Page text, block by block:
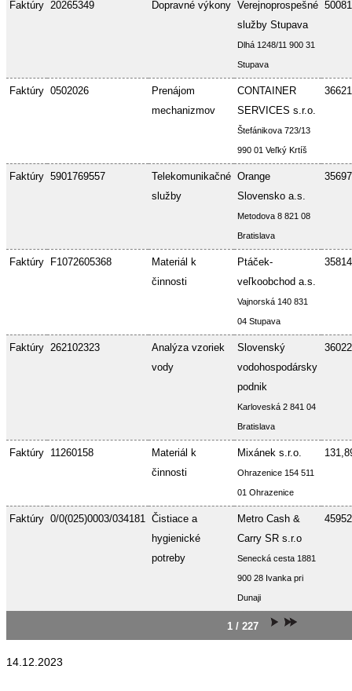
Faktúry 20265349 Dopravné výkony Verejnoprospešné
služby Stupava
Dlhá 1248/11 900 31
Stupava
Faktúry 0502026
Prenájom
mechanizmov
CONTAINER
SERVICES s.r.o.
Štefánikova 723/13
990 01 Veľký Krtíš
Faktúry 5901769557
Telekomunikačné
služby
Orange
Slovensko a.s.
Metodova 8 821 08
Bratislava
Faktúry F1072605368
Materiál k
činnosti
Ptáček-
veľkoobchod a.s.
Vajnorská 140 831
04 Stupava
Faktúry 262102323
Analýza vzoriek
vody
Slovenský
vodohospodársky
podnik
Karloveská 2 841 04
Bratislava
Faktúry 11260158
Materiál k
činnosti
Mixánek s.r.o.
Ohrazenice 154 511
01 Ohrazenice
Faktúry 0/0(025)0003/034181 Čistiace a
hygienické
potreby
Metro Cash &
Carry SR s.r.o
Senecká cesta 1881
900 28 Ivanka pri
Dunaji
1 / 227
14.12.2023